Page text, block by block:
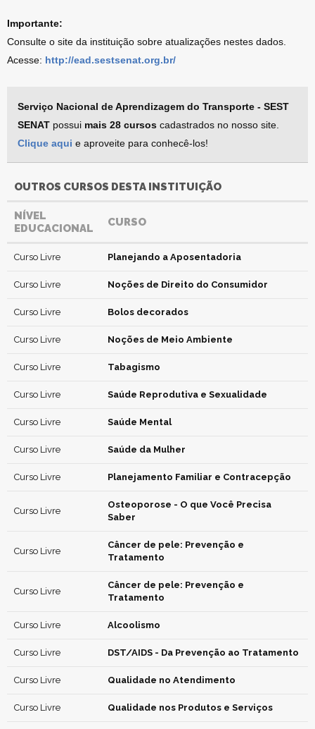
Importante:
Consulte o site da instituição sobre atualizações nestes dados.
Acesse: http://ead.sestsenat.org.br/
Serviço Nacional de Aprendizagem do Transporte - SEST
SENAT possui mais 28 cursos cadastrados no nosso site.
Clique aqui e aproveite para conhecê-los!
OUTROS CURSOS DESTA INSTITUIÇÃO
NÍVEL
EDUCACIONAL
CURSO
Curso Livre Planejando a Aposentadoria
Curso Livre Noções de Direito do Consumidor
Curso Livre Bolos decorados
Curso Livre Noções de Meio Ambiente
Curso Livre Tabagismo
Curso Livre Saúde Reprodutiva e Sexualidade
Curso Livre Saúde Mental
Curso Livre Saúde da Mulher
Curso Livre Planejamento Familiar e Contracepção
Curso Livre
Osteoporose - O que Você Precisa
Saber
Curso Livre
Câncer de pele: Prevenção e
Tratamento
Curso Livre
Câncer de pele: Prevenção e
Tratamento
Curso Livre Alcoolismo
Curso Livre DST/AIDS - Da Prevenção ao Tratamento
Curso Livre Qualidade no Atendimento
Curso Livre Qualidade nos Produtos e Serviços